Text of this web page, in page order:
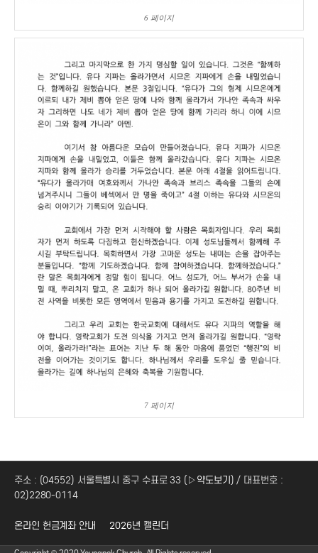
6 페이지
7 페이지
주소 : (04552) 서울특별시 중구 수표로 33 (▷약도보기 ) / 대표번호 :
02)2280-0114
온라인 헌금계좌 안내 2026년 캘린더